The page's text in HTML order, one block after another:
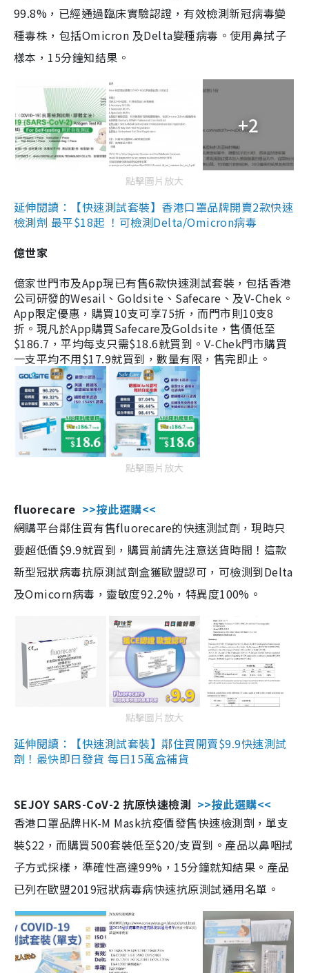
99.8%，已經通過臨床實驗認證，有效檢測新冠病毒變
種毒株，包括Omicron 及Delta變種病毒。使用鼻拭子
樣本，15分鐘知結果。
+2
點擊圖片放大
延伸閱讀：【快速測試套裝】香港口罩品牌開賣2款快速
檢測劑 最平$18起 ！可檢測Delta/Omicron病毒
億世家
億家世門市及App現已有售6款快速測試套裝，包括香港
公司研發的Wesail、Goldsite、Safecare、及V-Chek。
App限定優惠，購買10支可享75折，而門市則10支8
折。現凡於App購買Safecare及Goldsite，售價低至
$186.7，平均每支只需$18.6就買到。V-Chek門市購買
一支平均不用$17.9就買到，數量有限，售完即止。
點擊圖片放大
fluorecare >>按此選購<<
網購平台鄰住買有售fluorecare的快速測試劑，現時只
要超低價$9.9就買到，購買前請先注意送貨時間！這款
新型冠狀病毒抗原測試劑盒獲歐盟認可，可檢測到Delta
及Omicorn病毒，靈敏度92.2%，特異度100%。
點擊圖片放大
延伸閱讀：【快速測試套裝】鄰住買開賣$9.9快速測試
劑！最快即日發貨 每日15萬盒補貨
SEJOY SARS-CoV-2 抗原快速檢測 >>按此選購<<
香港口罩品牌HK-M Mask抗疫價發售快速檢測劑，單支
裝$22，而購買500套裝低至$20/支買到。產品以鼻咽拭
子方式採樣，準確性高達99%，15分鐘就知結果。產品
已列在歐盟2019冠狀病毒病快速抗原測試通用名單。